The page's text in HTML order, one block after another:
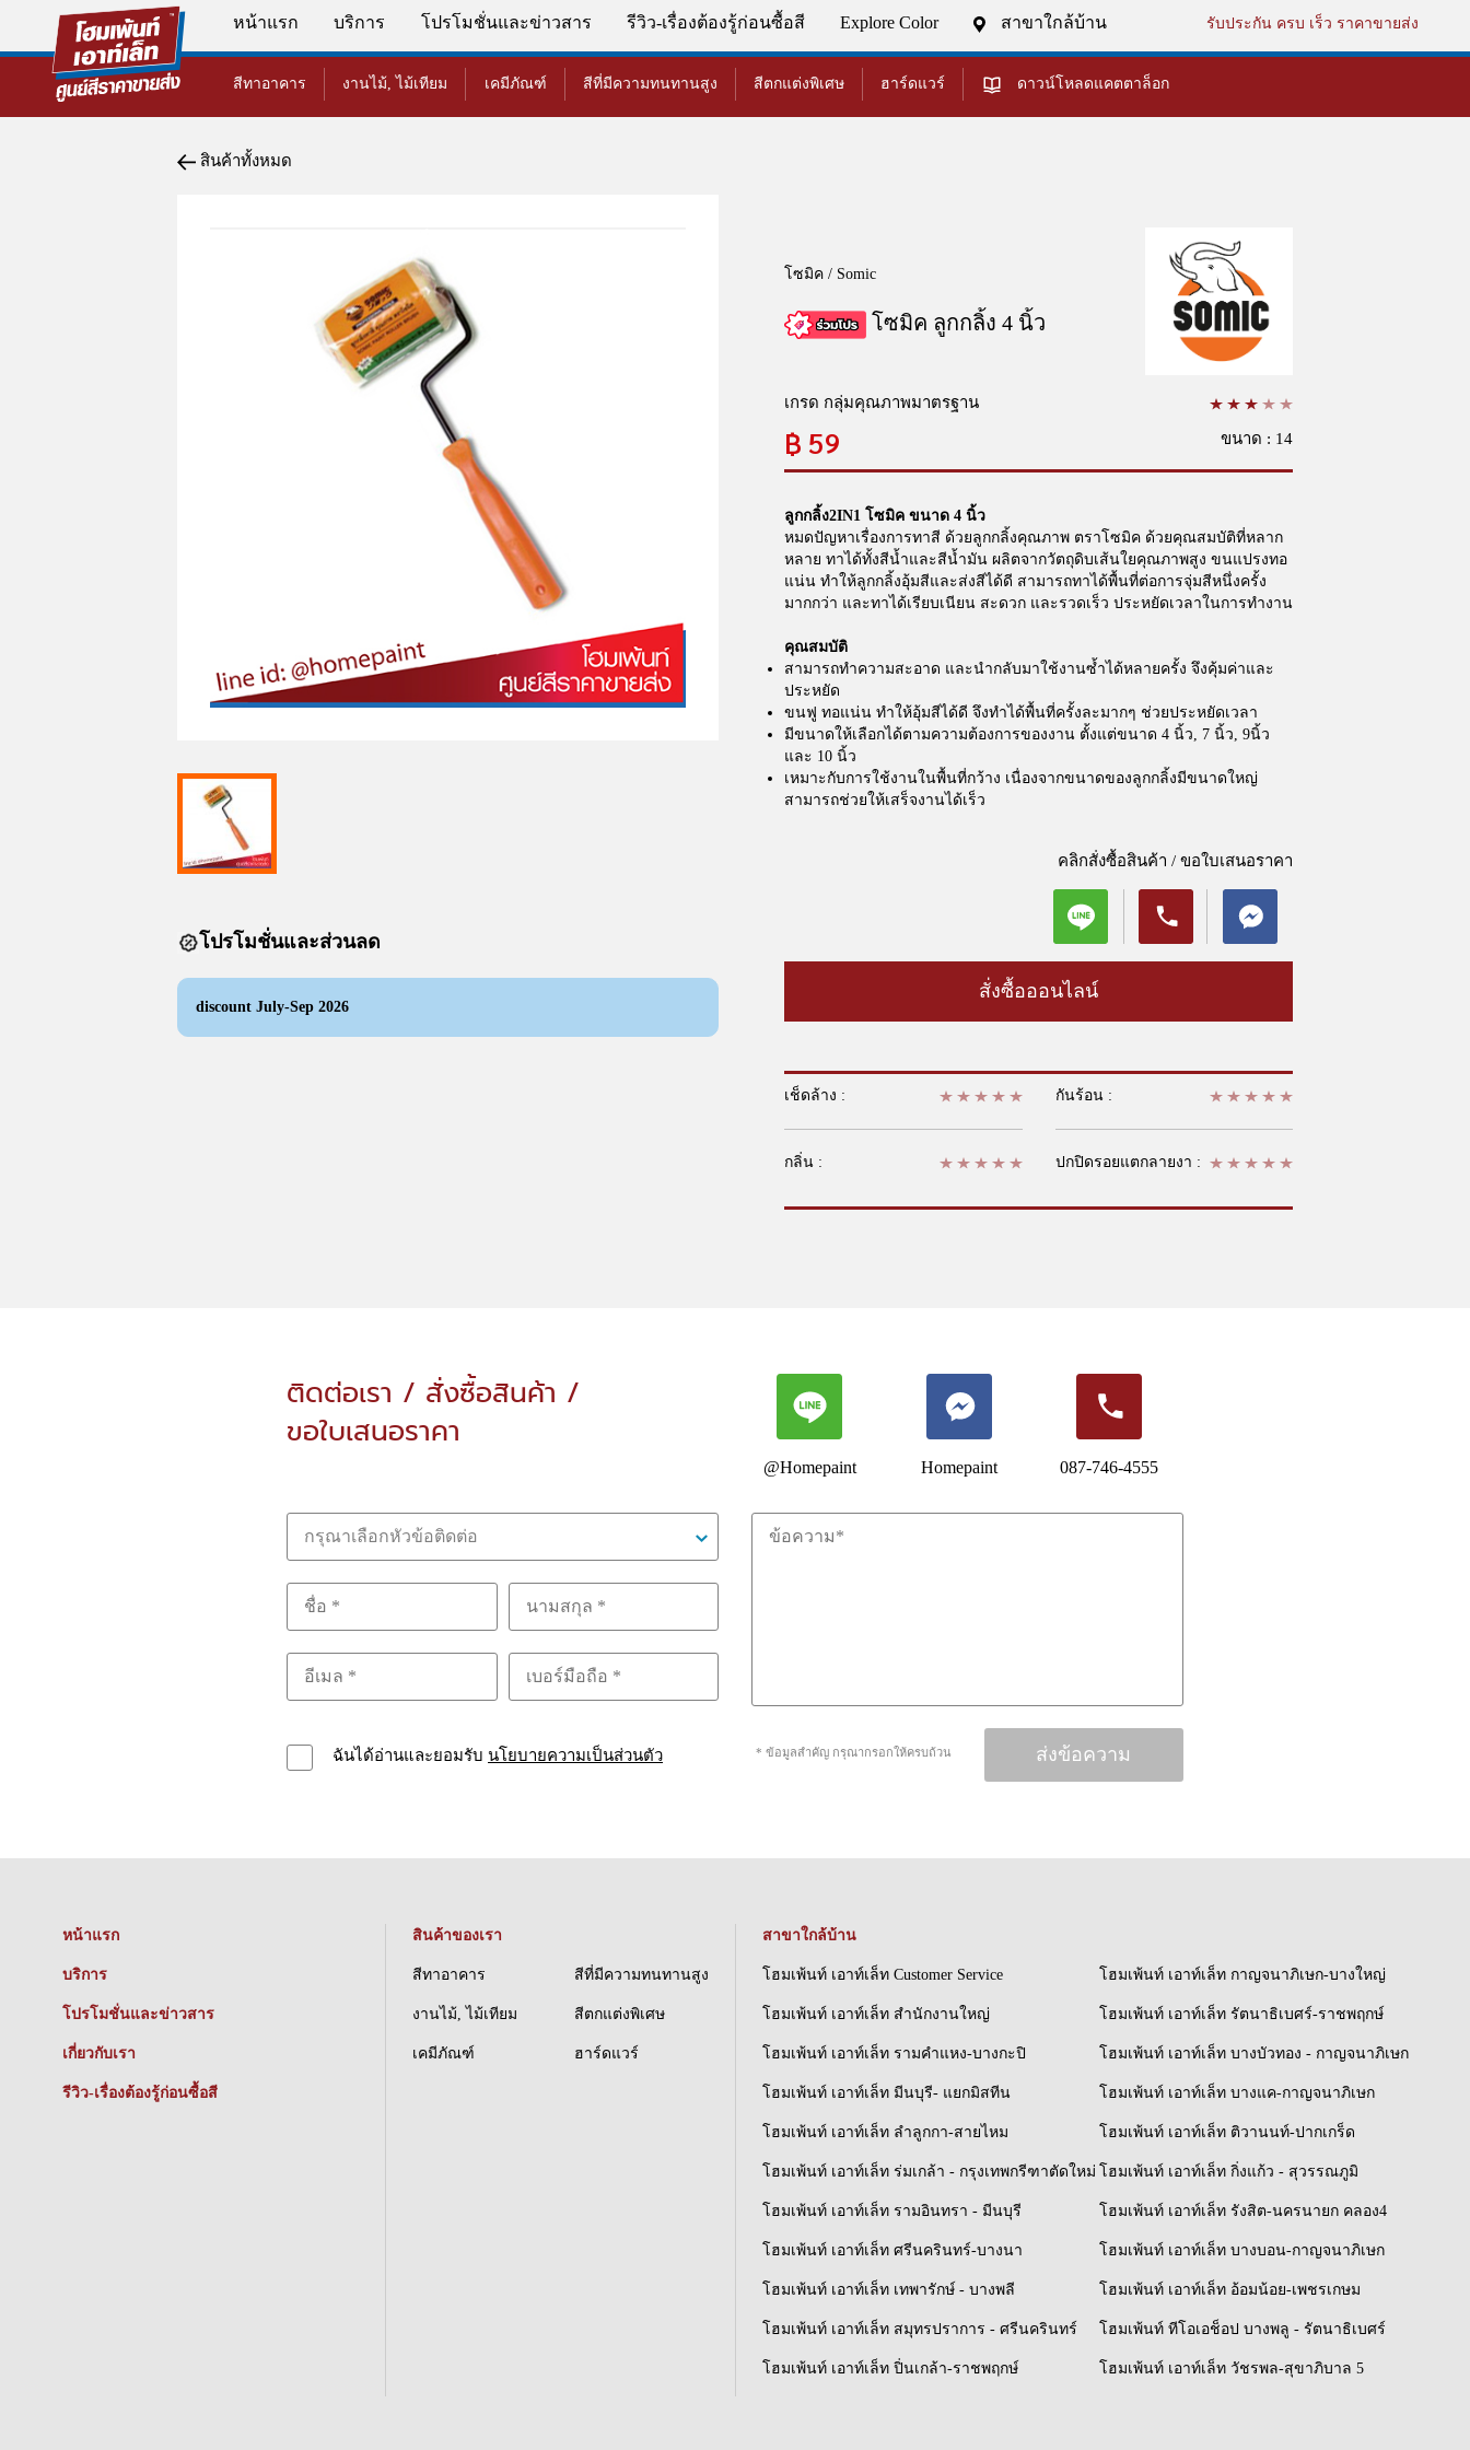
หน้าแรก บริการ โปรโมชั่นและข่าวสาร รีวิว-เรื่องต้องรู้ก่อนซื้อสี Explore Color สาขาใกล้บ้าน รับประกัน ครบ เร็ว ราคาขายส่ง
สีทาอาคาร งานไม้, ไม้เทียม เคมีภัณฑ์ สีที่มีความทนทานสูง สีตกแต่งพิเศษ ฮาร์ดแวร์ ดาวน์โหลดแคตตาล็อก
สินค้าทั้งหมด
โปรโมชั่นและส่วนลด
discount July-Sep 2026
โซมิค / Somic
โซมิค ลูกกลิ้ง 4 นิ้ว
เกรด กลุ่มคุณภาพมาตรฐาน
฿ 59 ขนาด : 14
ลูกกลิ้ง2IN1 โซมิค ขนาด 4 นิ้ว
หมดปัญหาเรื่องการทาสี ด้วยลูกกลิ้งคุณภาพ ตราโซมิค ด้วยคุณสมบัติที่หลาก
หลาย ทาได้ทั้งสีน้ำและสีน้ำมัน ผลิตจากวัตถุดิบเส้นใยคุณภาพสูง ขนแปรงทอ
แน่น ทำให้ลูกกลิ้งอุ้มสีและส่งสีได้ดี สามารถทาได้พื้นที่ต่อการจุ่มสีหนึ่งครั้ง
มากกว่า และทาได้เรียบเนียน สะดวก และรวดเร็ว ประหยัดเวลาในการทำงาน
คุณสมบัติ
สามารถทำความสะอาด และนำกลับมาใช้งานซ้ำได้หลายครั้ง จึงคุ้มค่าและ
ประหยัด
ขนฟู ทอแน่น ทำให้อุ้มสีได้ดี จึงทำได้พื้นที่ครั้งละมากๆ ช่วยประหยัดเวลา
มีขนาดให้เลือกได้ตามความต้องการของงาน ตั้งแต่ขนาด 4 นิ้ว, 7 นิ้ว, 9นิ้ว
และ 10 นิ้ว
เหมาะกับการใช้งานในพื้นที่กว้าง เนื่องจากขนาดของลูกกลิ้งมีขนาดใหญ่
สามารถช่วยให้เสร็จงานได้เร็ว
คลิกสั่งซื้อสินค้า / ขอใบเสนอราคา
สั่งซื้อออนไลน์
เช็ดล้าง : กันร้อน :
กลิ่น : ปกปิดรอยแตกลายงา :
ติดต่อเรา / สั่งซื้อสินค้า /
ขอใบเสนอราคา
@Homepaint Homepaint 087-746-4555
กรุณาเลือกหัวข้อติดต่อ
ฉันได้อ่านและยอมรับ นโยบายความเป็นส่วนตัว * ข้อมูลสำคัญ กรุณากรอกให้ครบถ้วน
หน้าแรก
บริการ
โปรโมชั่นและข่าวสาร
เกี่ยวกับเรา
รีวิว-เรื่องต้องรู้ก่อนซื้อสี
สินค้าของเรา
สีทาอาคาร
งานไม้, ไม้เทียม
เคมีภัณฑ์
สีที่มีความทนทานสูง
สีตกแต่งพิเศษ
ฮาร์ดแวร์
สาขาใกล้บ้าน
โฮมเพ้นท์ เอาท์เล็ท Customer Service
โฮมเพ้นท์ เอาท์เล็ท สำนักงานใหญ่
โฮมเพ้นท์ เอาท์เล็ท รามคำแหง-บางกะปิ
โฮมเพ้นท์ เอาท์เล็ท มีนบุรี- แยกมิสทีน
โฮมเพ้นท์ เอาท์เล็ท ลำลูกกา-สายไหม
โฮมเพ้นท์ เอาท์เล็ท ร่มเกล้า - กรุงเทพกรีฑาตัดใหม่
โฮมเพ้นท์ เอาท์เล็ท รามอินทรา - มีนบุรี
โฮมเพ้นท์ เอาท์เล็ท ศรีนครินทร์-บางนา
โฮมเพ้นท์ เอาท์เล็ท เทพารักษ์ - บางพลี
โฮมเพ้นท์ เอาท์เล็ท สมุทรปราการ - ศรีนครินทร์
โฮมเพ้นท์ เอาท์เล็ท ปิ่นเกล้า-ราชพฤกษ์
โฮมเพ้นท์ เอาท์เล็ท กาญจนาภิเษก-บางใหญ่
โฮมเพ้นท์ เอาท์เล็ท รัตนาธิเบศร์-ราชพฤกษ์
โฮมเพ้นท์ เอาท์เล็ท บางบัวทอง - กาญจนาภิเษก
โฮมเพ้นท์ เอาท์เล็ท บางแค-กาญจนาภิเษก
โฮมเพ้นท์ เอาท์เล็ท ติวานนท์-ปากเกร็ด
โฮมเพ้นท์ เอาท์เล็ท กิ่งแก้ว - สุวรรณภูมิ
โฮมเพ้นท์ เอาท์เล็ท รังสิต-นครนายก คลอง4
โฮมเพ้นท์ เอาท์เล็ท บางบอน-กาญจนาภิเษก
โฮมเพ้นท์ เอาท์เล็ท อ้อมน้อย-เพชรเกษม
โฮมเพ้นท์ ทีโอเอช็อป บางพลู - รัตนาธิเบศร์
โฮมเพ้นท์ เอาท์เล็ท วัชรพล-สุขาภิบาล 5